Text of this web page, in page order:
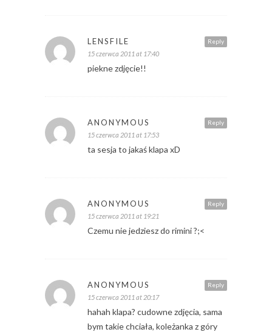
Reply
LENSFILE
15 czerwca 2011 at 17:40
piekne zdjęcie!!
Reply
ANONYMOUS
15 czerwca 2011 at 17:53
ta sesja to jakaś klapa xD
Reply
ANONYMOUS
15 czerwca 2011 at 19:21
Czemu nie jedziesz do rimini ?;<
Reply
ANONYMOUS
15 czerwca 2011 at 20:17
hahah klapa? cudowne zdjęcia, sama
bym takie chciała, koleżanka z góry